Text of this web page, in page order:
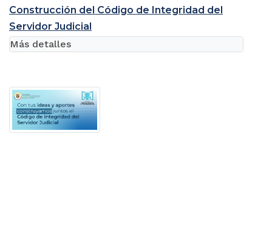
Construcción del Código de Integridad del
Servidor Judicial
Más detalles